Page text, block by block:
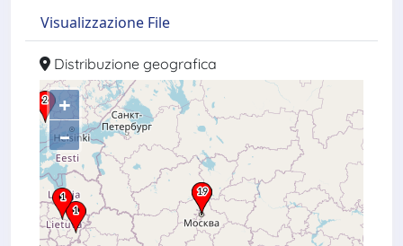
Visualizzazione File
Distribuzione geografica
+
–